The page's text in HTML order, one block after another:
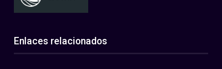
Enlaces relacionados